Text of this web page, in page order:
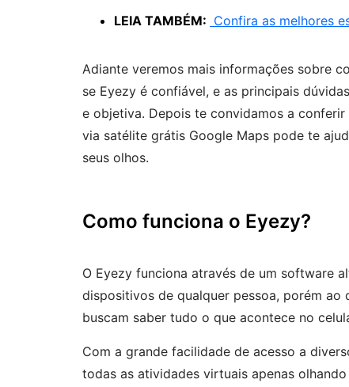
LEIA TAMBÉM: Confira as melhores
Adiante veremos mais informações sobre
se Eyezy é confiável, e as principais
e objetiva. Depois te convidamos a
via satélite grátis Google Maps pode te
seus olhos.
Como funciona o Eyezy?
O Eyezy funciona através de um software
dispositivos de qualquer pessoa, porém
buscam saber tudo o que acontece no
Com a grande facilidade de acesso a
todas as atividades virtuais apenas